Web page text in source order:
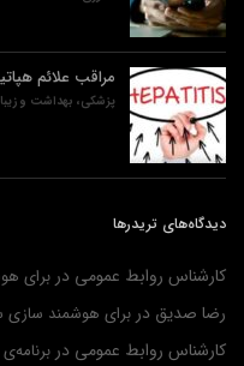
مراقب علائم
پزشکی، بهداشت و
دیدگاه‌های تریدرها
کارشناس روابط عمومی در برای
رضا صدیق در برای هوشمند سازی
کارشناس روابط عمومی در